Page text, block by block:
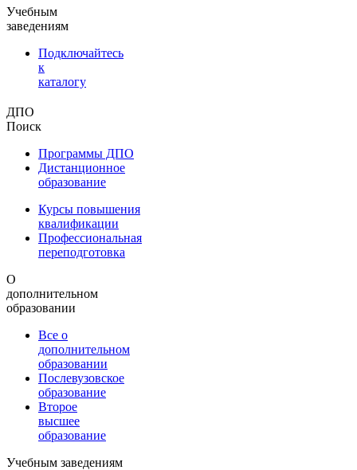
Учебным
заведениям
Подключайтесь
к
каталогу
ДПО
Поиск
Программы ДПО
Дистанционное
образование
Курсы повышения
квалификации
Профессиональная
переподготовка
О
дополнительном
образовании
Все о
дополнительном
образовании
Послевузовское
образование
Второе
высшее
образование
Учебным заведениям